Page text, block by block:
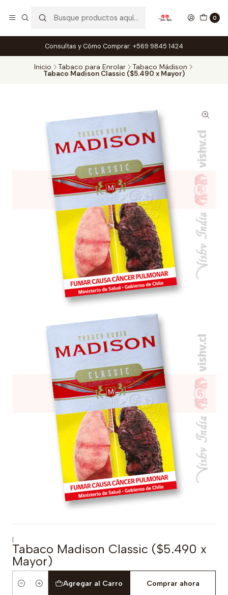
0
Consultas y Cómo Comprar: +569 9845 1424
Inicio Tabaco para Enrolar Tabaco Mádison
Tabaco Madison Classic ($5.490 x Mayor)
|
Tabaco Madison Classic ($5.490 x
Mayor)
Cantidad
Agregar al Carro Comprar ahora